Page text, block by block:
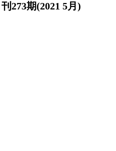
273期(2021 5月)